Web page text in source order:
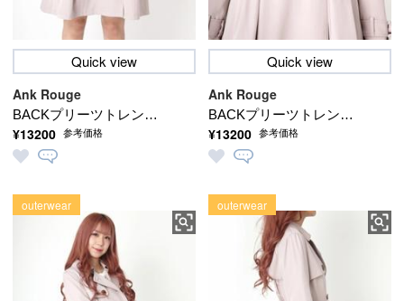
Quick view
BACKプリーツトレンチ
コート
Ank Rouge
¥13200 参考価格
Quick view
BACKプリーツトレンチ
コート
Ank Rouge
¥13200 参考価格
outerwear outerwear